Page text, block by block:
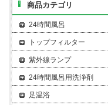
商品カテゴリ
24時間風呂
トップフィルター
紫外線ランプ
24時間風呂用洗浄剤
足温浴